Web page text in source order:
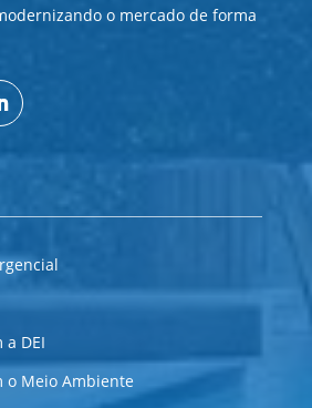
o mercado de forma
a DEI
o Meio Ambiente